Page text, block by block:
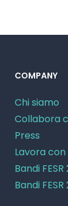
COMPANY
Chi siamo
Collabora
Press
Lavora con
Bandi
Bandi